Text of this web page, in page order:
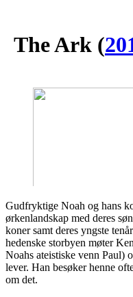
The Ark (
Gudfryktige Noah og hans
ørkenlandskap med deres
koner samt deres yngste
hedenske storbyen møter
Noahs ateistiske venn Paul)
lever. Han besøker henne
om det.